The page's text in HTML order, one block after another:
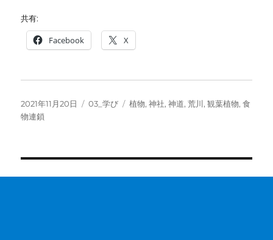
共有:
Facebook X
投
稿
2021年11月20日
カ
03_学び
タ
植物,神社,神道,荒川,観葉植物,食
物連鎖